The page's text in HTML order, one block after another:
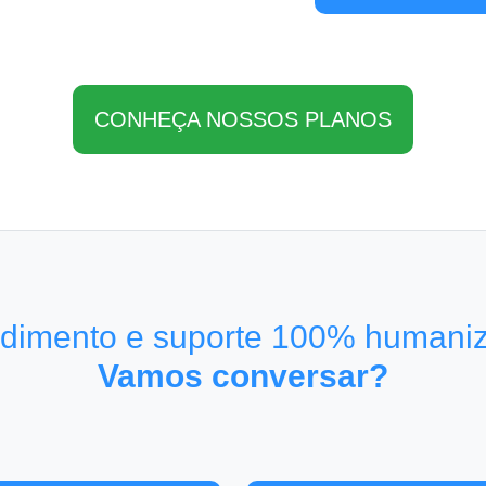
CONHEÇA NOSSOS PLANOS
e suporte 100%
Vamos conversar?